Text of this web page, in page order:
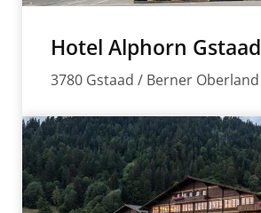
Hotel Alphorn Gstaad
3780 Gstaad / Berner Oberland